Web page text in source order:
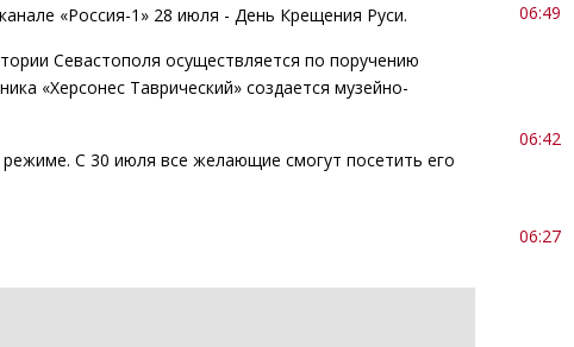
«Россия-1» 28 июля - День Крещения Руси.
Севастополя осуществляется по поручению
«Херсонес Таврический» создается музейно-
С 30 июля все желающие смогут посетить его
06:49
06:42
06:27